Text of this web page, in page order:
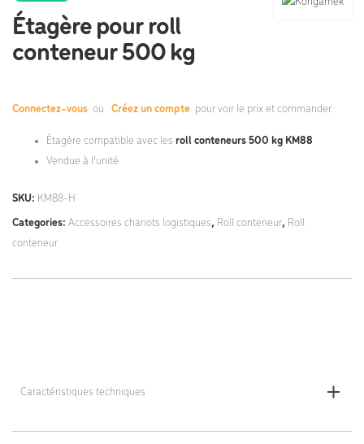
Étagère pour roll
conteneur 500 kg
Connectez-vous ou Créez un compte pour voir le prix et commander.
Étagère compatible avec les roll conteneurs 500 kg KM88
Vendue à l’unité
SKU: KM88-H
Categories: Accessoires chariots logistiques, Roll conteneur, Roll
conteneur
Caractéristiques techniques
Dimensions totales (L x l x h) : 810 x 580 x 25 mm